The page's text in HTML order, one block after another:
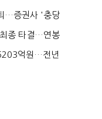
…증권사 '충당
종 타결…연봉
억원…전년